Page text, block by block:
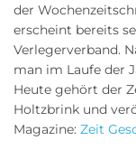
der
erscheint bereits
Verlegerverband.
man im Laufe der
Heute gehört der
Holtzbrink und
Magazine: Zeit